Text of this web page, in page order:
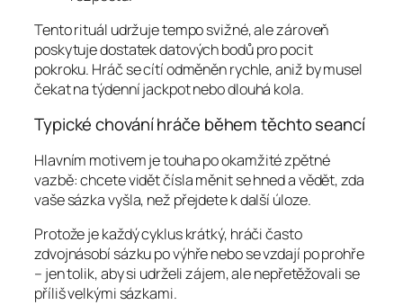
Tento rituál udržuje tempo svižné, ale zároveň
poskytuje dostatek datových bodů pro pocit
pokroku. Hráč se cítí odměněn rychle, aniž by musel
čekat na týdenní jackpot nebo dlouhá kola.
Typické chování hráče během těchto seancí
Hlavním motivem je touha po okamžité zpětné
vazbě: chcete vidět čísla měnit se hned a vědět, zda
vaše sázka vyšla, než přejdete k další úloze.
Protože je každý cyklus krátký, hráči často
zdvojnásobí sázku po výhře nebo se vzdají po prohře
– jen tolik, aby si udrželi zájem, ale nepřetěžovali se
příliš velkými sázkami.